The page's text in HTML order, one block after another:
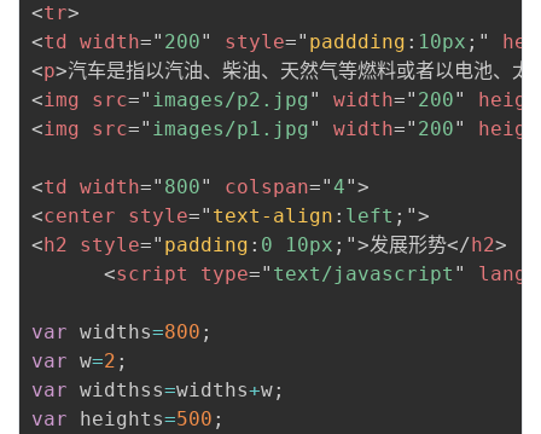
<tr>
<td width=" 200" style=" paddding : 10px ; "
<p>汽车是指以汽油、柴油、天然气等燃料或者以电池、
<img src=" images/p2.jpg " width=" 200"
<img src=" images/p1.jpg " width=" 200"
<td width=" 800" colspan="4">
<center style=" text-align : left ; ">
< h2 style=" padding : 0 10px ; ">发展形势</ h2>
<script type=" text/javascript "
var widths=800 ;
var w=2 ;
var widthss=widths+w;
var heights=500 ;